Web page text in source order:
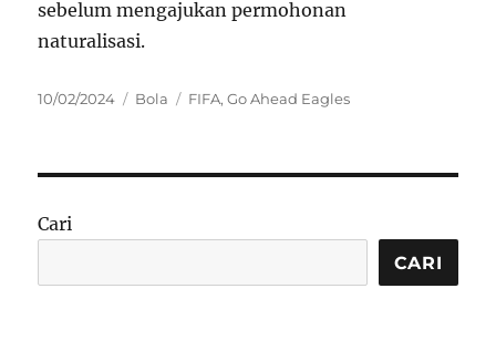
sebelum mengajukan permohonan
naturalisasi.
Posted
10/02/2024 Categories
Bola Tags
FIFA,Go Ahead Eagles
Cari
CARI